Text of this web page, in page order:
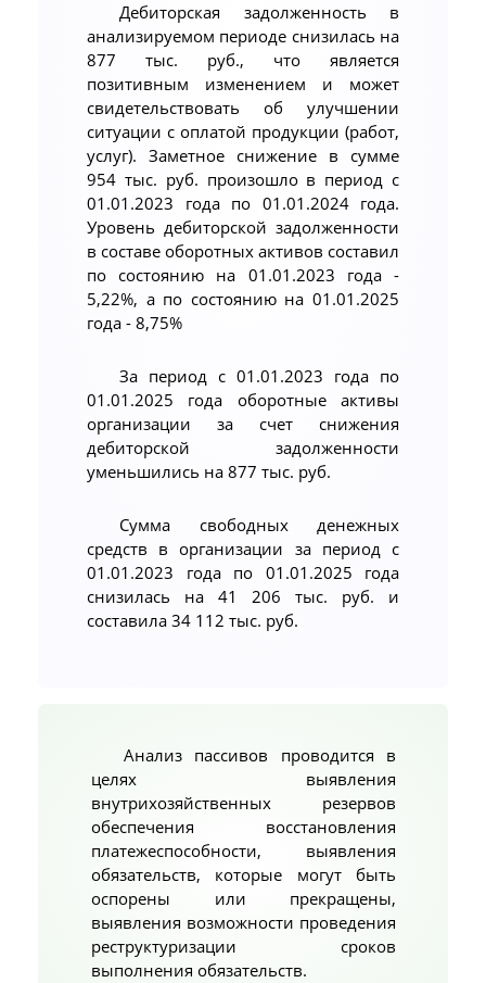
Дебиторская задолженность в
анализируемом периоде снизилась на
877 тыс. руб., что является
позитивным изменением и может
свидетельствовать об улучшении
ситуации с оплатой продукции (работ,
услуг). Заметное снижение в сумме
954 тыс. руб. произошло в период с
01.01.2023 года по 01.01.2024 года.
Уровень дебиторской задолженности
в составе оборотных активов составил
по состоянию на 01.01.2023 года -
5,22%, а по состоянию на 01.01.2025
года - 8,75%
За период с 01.01.2023 года по
01.01.2025 года оборотные активы
организации за счет снижения
дебиторской задолженности
уменьшились на 877 тыс. руб.
Сумма свободных денежных
средств в организации за период с
01.01.2023 года по 01.01.2025 года
снизилась на 41 206 тыс. руб. и
составила 34 112 тыс. руб.
Анализ пассивов проводится в
целях выявления
внутрихозяйственных резервов
обеспечения восстановления
платежеспособности, выявления
обязательств, которые могут быть
оспорены или прекращены,
выявления возможности проведения
реструктуризации сроков
выполнения обязательств.